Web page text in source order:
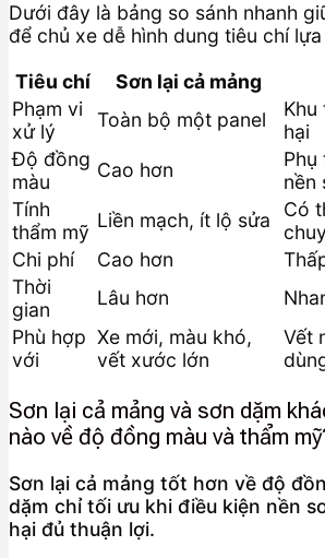
Dưới đây là bảng so sánh nhanh
để chủ xe dễ hình dung tiêu chí
Tiêu chí
Sơn lại cả mảng
Phạm vi
xử lý
Toàn bộ một panel
Khu
hại
Độ đồng
màu
Cao hơn
Phụ
nền
Tính
thẩm mỹ
Liền mạch, ít lộ sửa
Có
Chi phí
Cao hơn
Thời
gian
Lâu hơn
Phù hợp
với
Xe mới, màu khó,
vết xước lớn
Vết
Sơn lại cả mảng và sơn dặm
nào về độ đồng màu và thẩm
Sơn lại cả mảng tốt hơn về độ
dặm chỉ tối ưu khi điều kiện nền
hại đủ thuận lợi.